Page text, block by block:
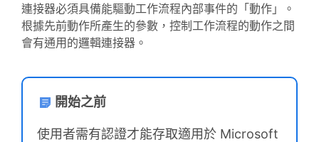
連接器必須具備能驅動工作流程內部事件的「動作」。
根據先前動作所產生的參數，控制工作流程的動作之間
會有通用的邏輯連接器。
開始之前
使用者需有認證才能存取適用於 Microsoft